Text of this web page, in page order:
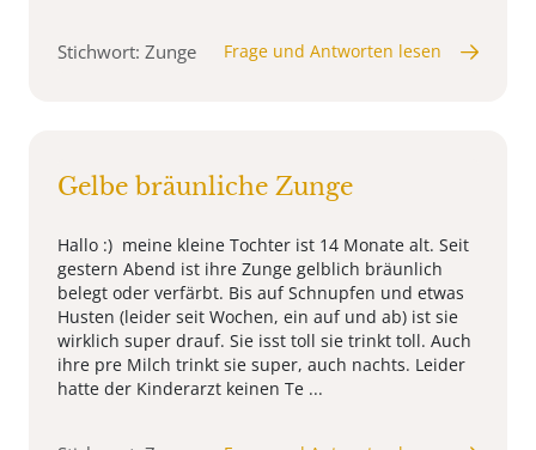
Stichwort: Zunge Frage und Antworten lesen
Gelbe bräunliche Zunge
Hallo :) meine kleine Tochter ist 14 Monate alt. Seit
gestern Abend ist ihre Zunge gelblich bräunlich
belegt oder verfärbt. Bis auf Schnupfen und etwas
Husten (leider seit Wochen, ein auf und ab) ist sie
wirklich super drauf. Sie isst toll sie trinkt toll. Auch
ihre pre Milch trinkt sie super, auch nachts. Leider
hatte der Kinderarzt keinen Te ...